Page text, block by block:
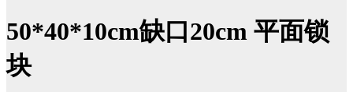
50*40*10cm缺口20cm 平面锁
块